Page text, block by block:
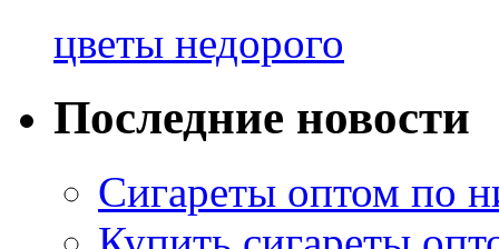
цветы недорого
Последние новости
Сигареты оптом по